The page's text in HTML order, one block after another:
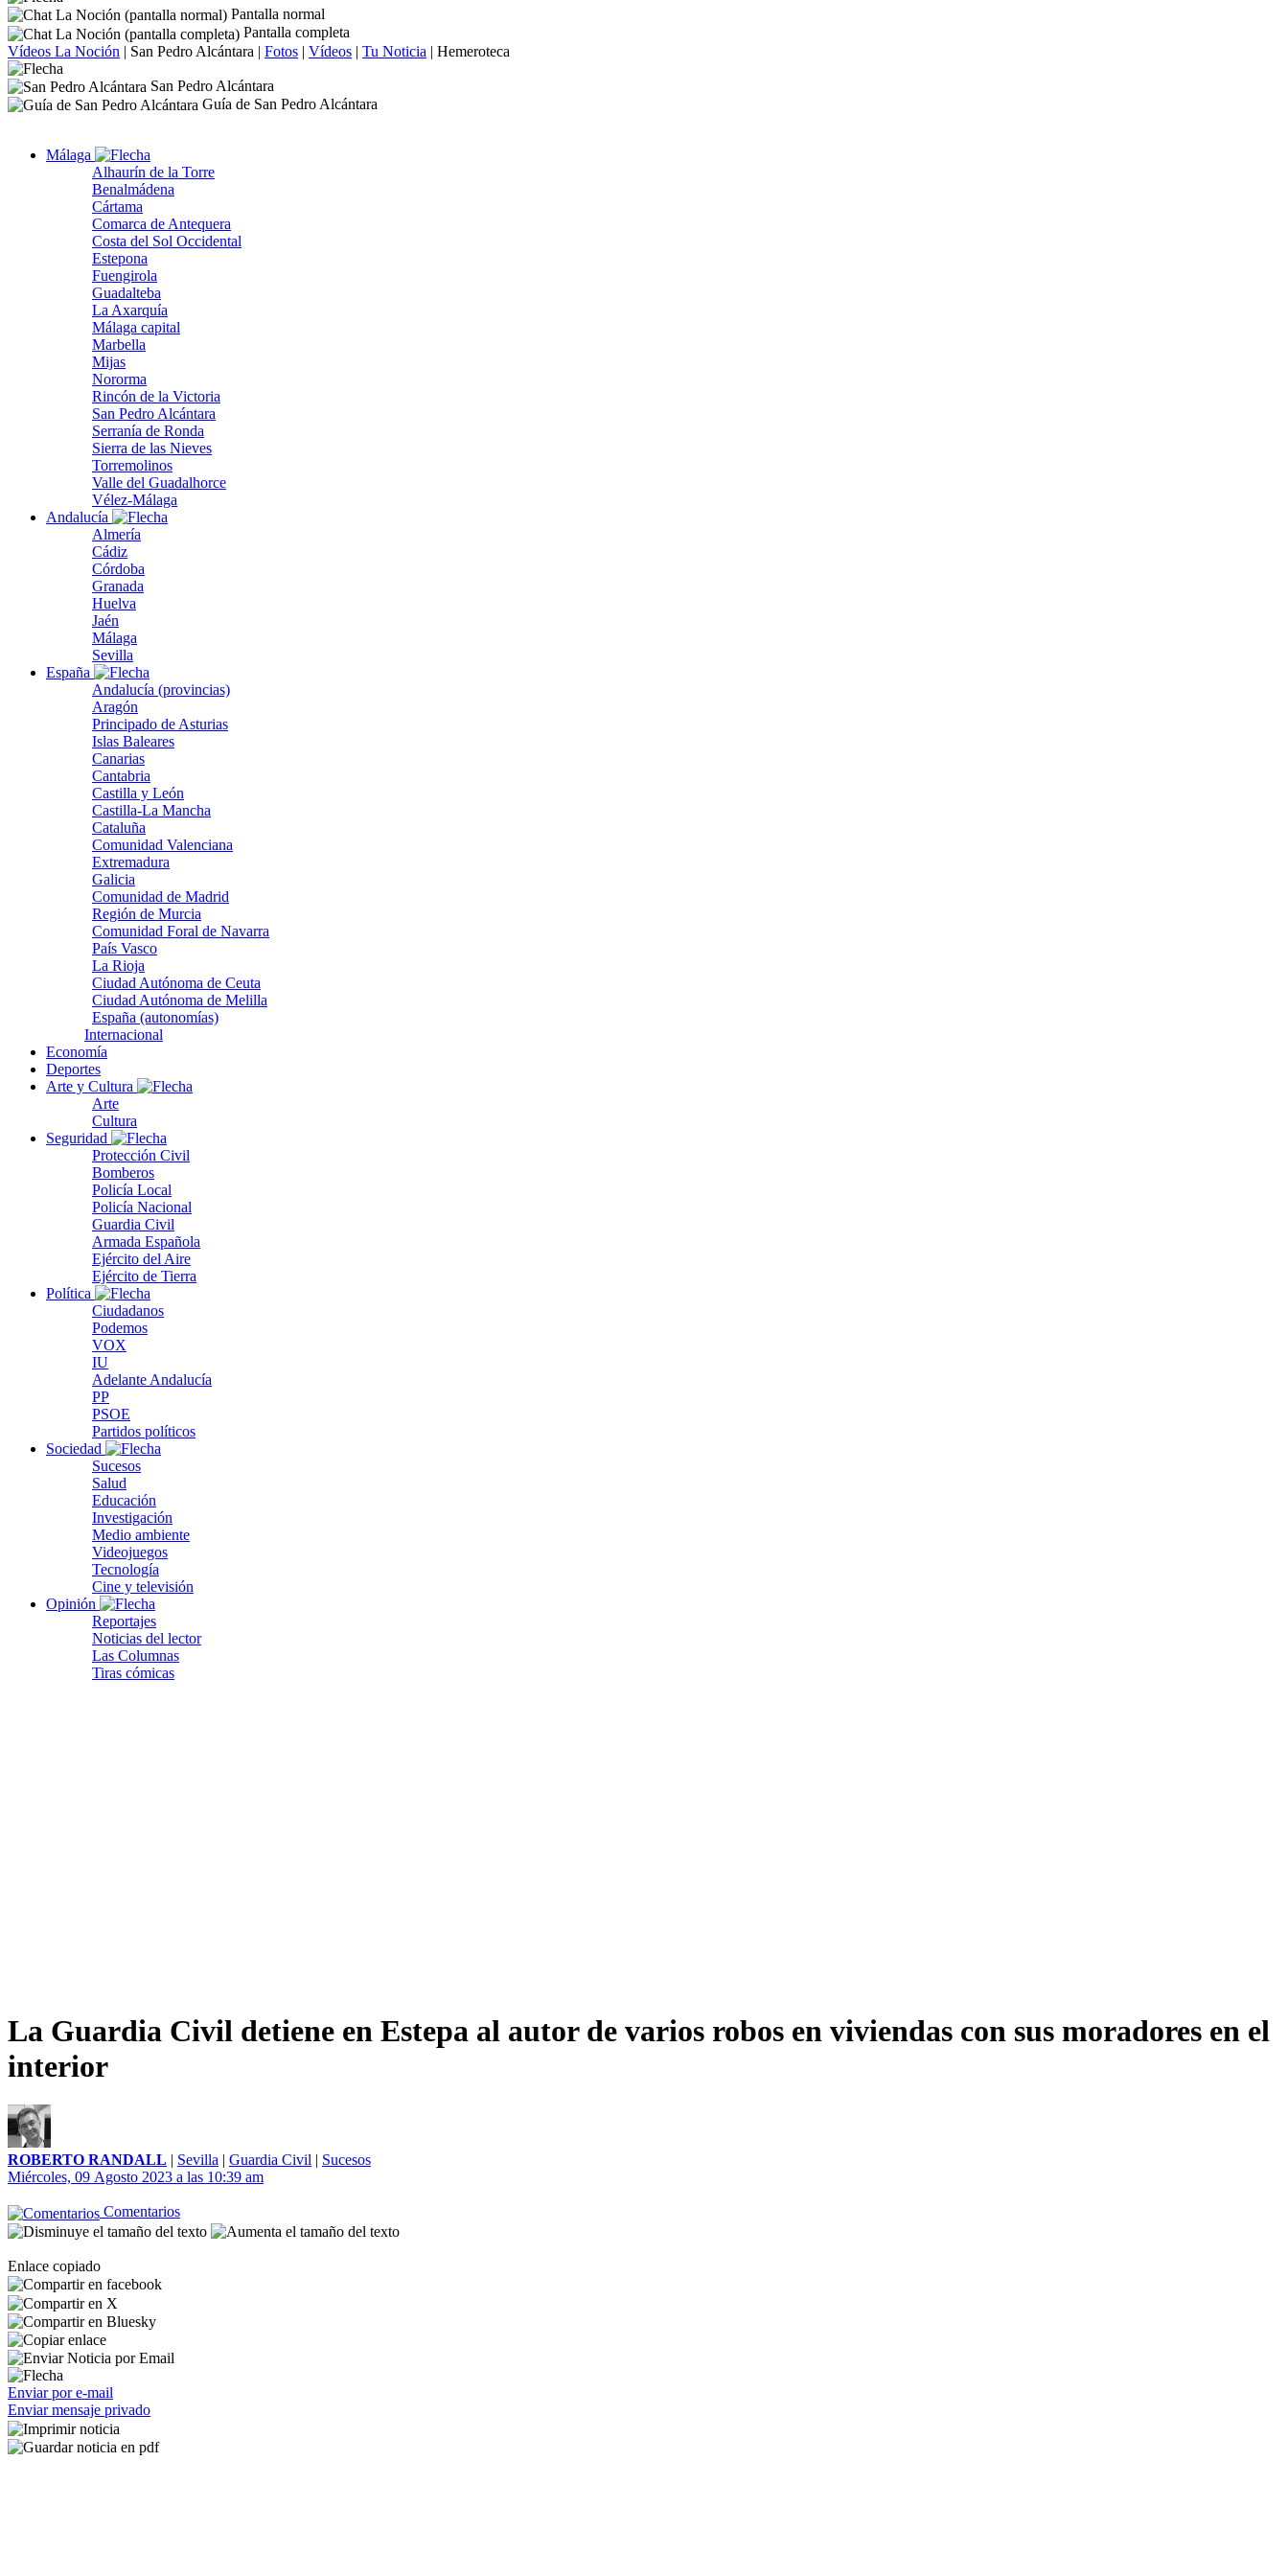
Pantalla normal
Pantalla completa
Vídeos La Noción | San Pedro Alcántara | Fotos | Vídeos | Tu Noticia | Hemeroteca
San Pedro Alcántara
Guía de San Pedro Alcántara
Málaga
Alhaurín de la Torre
Benalmádena
Cártama
Comarca de Antequera
Costa del Sol Occidental
Estepona
Fuengirola
Guadalteba
La Axarquía
Málaga capital
Marbella
Mijas
Nororma
Rincón de la Victoria
San Pedro Alcántara
Serranía de Ronda
Sierra de las Nieves
Torremolinos
Valle del Guadalhorce
Vélez-Málaga
Andalucía
Almería
Cádiz
Córdoba
Granada
Huelva
Jaén
Málaga
Sevilla
España
Andalucía (provincias)
Aragón
Principado de Asturias
Islas Baleares
Canarias
Cantabria
Castilla y León
Castilla-La Mancha
Cataluña
Comunidad Valenciana
Extremadura
Galicia
Comunidad de Madrid
Región de Murcia
Comunidad Foral de Navarra
País Vasco
La Rioja
Ciudad Autónoma de Ceuta
Ciudad Autónoma de Melilla
España (autonomías)
Internacional
Economía
Deportes
Arte y Cultura
Arte
Cultura
Seguridad
Protección Civil
Bomberos
Policía Local
Policía Nacional
Guardia Civil
Armada Española
Ejército del Aire
Ejército de Tierra
Política
Ciudadanos
Podemos
VOX
IU
Adelante Andalucía
PP
PSOE
Partidos políticos
Sociedad
Sucesos
Salud
Educación
Investigación
Medio ambiente
Videojuegos
Tecnología
Cine y televisión
Opinión
Reportajes
Noticias del lector
Las Columnas
Tiras cómicas
La Guardia Civil detiene en Estepa al autor de varios robos en viviendas con sus moradores en el
interior
ROBERTO RANDALL | Sevilla | Guardia Civil | Sucesos
Miércoles, 09 Agosto 2023 a las 10:39 am
Comentarios
Enlace copiado
Enviar por e-mail
Enviar mensaje privado